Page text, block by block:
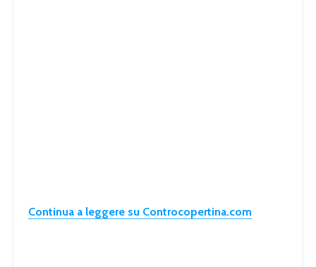
Continua a leggere su Controcopertina.com